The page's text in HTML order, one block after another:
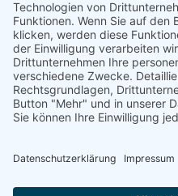
DGWF - Partner